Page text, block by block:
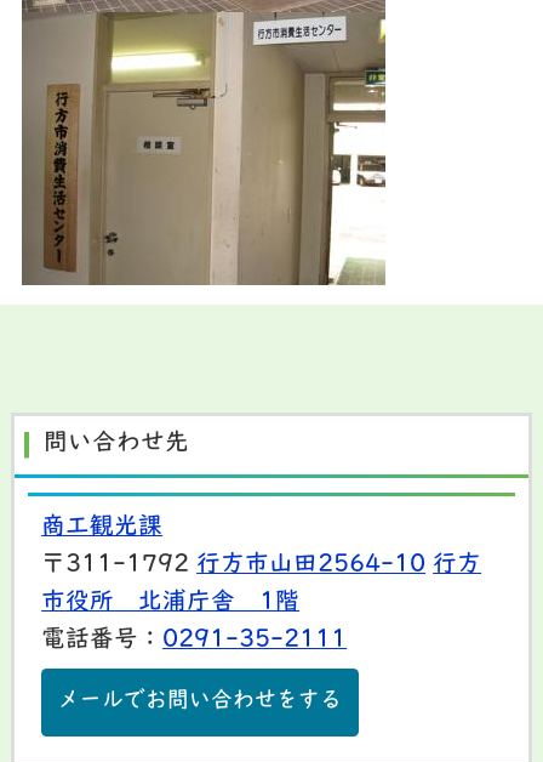
問い合わせ先
商工観光課
〒311-1792 行方市山田2564-10 行方
市役所 北浦庁舎 1階
電話番号： 0291-35-2111
メールでお問い合わせをする